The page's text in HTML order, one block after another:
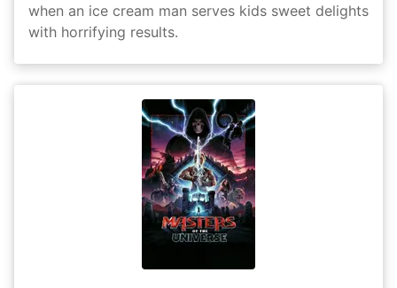
when an ice cream man serves kids sweet delights
with horrifying results.